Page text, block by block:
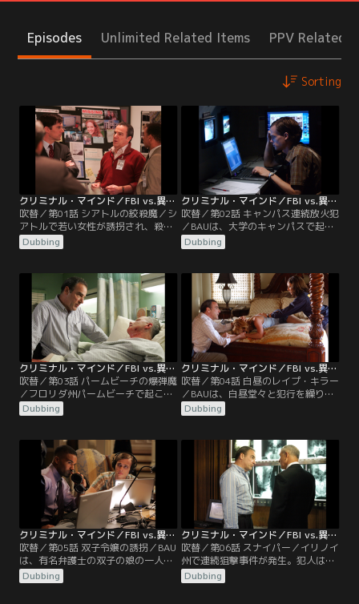
Episodes Unlimited Related Items PPV Related
Sorting
クリミナル・マインド／FBI vs.異常犯罪 シーズン1 第01話／吹替
吹替／第01話 シアトルの絞殺魔／シ
アトルで若い女性が誘拐され、殺害
されるという事件が起こり、
BAU（FBI行動分析課）に捜査の要請
より、半年間現場を離れていたベテ
ランのギデオンも呼ばれるが、それ
は密かに上層部がギデオンの執務能
力を検証する査定でもあった…。
Dubbing
クリミナル・マインド／FBI vs.異常犯罪 シーズン1 第02話／吹替
吹替／第02話 キャンパス連続放火犯
／BAUは、大学のキャンパスで起こ
っている連続放火事件を調査する。
ほとんどの証拠が焼失し、手掛かり
分析に頼るしかなかった。しかし犯
人は、プロファイリングで導き出さ
れる犯人像とは違う行動を取り、捜
査は難航。BAUは、常識的な分析か
ら頭を切り替え、新たな犯人像に迫
ることができるのか…？
Dubbing
クリミナル・マインド／FBI vs.異常犯罪 シーズン1 第03話／吹替
吹替／第03話 パームビーチの爆弾魔
／フロリダ州パームビーチで起こっ
た爆破事件の捜査に乗り出した
BAU。爆弾を復元したモーガンは、
ある人物に思い当たる。事件の鍵を
握ると思われるその人物に会いに、
ある場所に向かったギデオン。その
人物こそ、ギデオンの心に深い傷を
負わせ、現場を離れる原因となった
張本人だった…。
Dubbing
クリミナル・マインド／FBI vs.異常犯罪 シーズン1 第04話／吹替
吹替／第04話 白昼のレイプ・キラー
／BAUは、白昼堂々と犯行を繰り返
す連続暴行殺人事件の犯人をプロフ
ァイリングするためにサンディエゴ
いた状態にして接着剤で固めてお
り、4件目の犯行からは現場に17世
紀の物語詩の1節を残していた。幅
広い知識を持つリードは、これらの
異常行動から犯人像を読み解こうと
するが……。
Dubbing
クリミナル・マインド／FBI vs.異常犯罪 シーズン1 第05話／吹替
吹替／第05話 双子令嬢の誘拐／BAU
は、有名弁護士の双子の娘の一人、
パトリシアが誘拐された事件の調査
をはじめる。誘拐犯の狙いはお金で
Dubbing
クリミナル・マインド／FBI vs.異常犯罪 シーズン1 第06話／吹替
吹替／第06話 スナイパー／イリノイ
州で連続狙撃事件が発生。犯人は白
昼に遠距離から無差別に狙撃し、そ
の行動は次第にエスカレートしてい
Dubbing